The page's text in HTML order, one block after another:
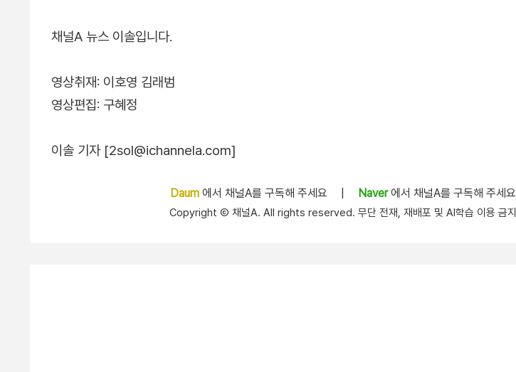
채널A 뉴스 이솔입니다.
영상취재: 이호영 김래범
영상편집: 구혜정
이솔 기자 [2sol@ichannela.com]
Daum 에서 채널A를 구독해 주세요 Naver에서 채널A를 구독해 주세요
Copyright Ⓒ 채널A. All rights reserved. 무단 전재, 재배포 및 AI학습 이용 금지